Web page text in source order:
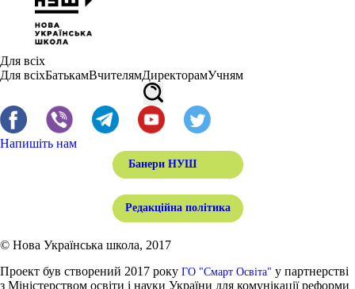
Для всіх
Для всіхБатькамВчителямДиректорамУчням
Напишіть нам
Банери НУШ
Редакційна політика
© Нова Українська школа, 2017
Проект був створений 2017 року ГО "Смарт Освіта" у партнерстві
з Міністерством освіти і науки України для комунікації реформи